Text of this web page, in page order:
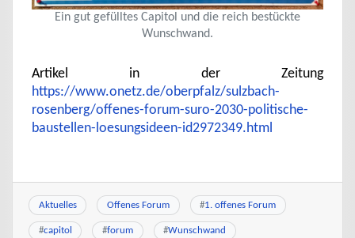
Ein gut gefülltes Capitol und die reich bestückte
Wunschwand.
Artikel in der Zeitung
https://www.onetz.de/oberpfalz/sulzbach-
rosenberg/offenes-forum-suro-2030-politische-
baustellen-loesungsideen-id2972349.html
Aktuelles Offenes Forum #1. offenes Forum
#capitol #forum #Wunschwand